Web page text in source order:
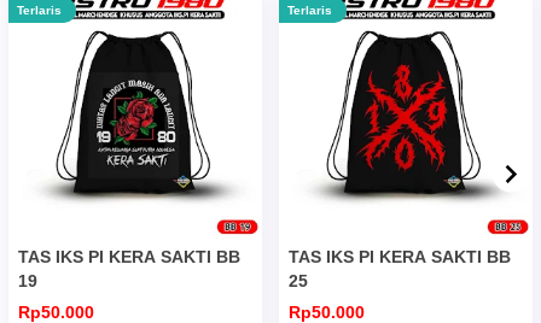
Terlaris
TAS IKS PI KERA SAKTI BB
19
Rp50.000
Terlaris
TAS IKS PI KERA SAKTI BB
25
Rp50.000